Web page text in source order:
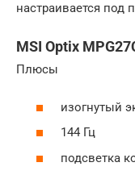
настраивается под
MSI Optix
Плюсы
изогнутый
144 Гц
подсветка